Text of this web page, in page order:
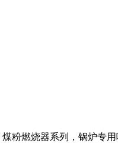
粉燃烧器系列，锅炉专